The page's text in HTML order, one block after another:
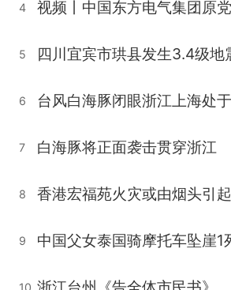
4
5 四川宜宾市珙县发生3.4级地
6
7 白海豚将正面袭击贯穿浙江
8 香港宏福苑火灾或由烟头引起
9